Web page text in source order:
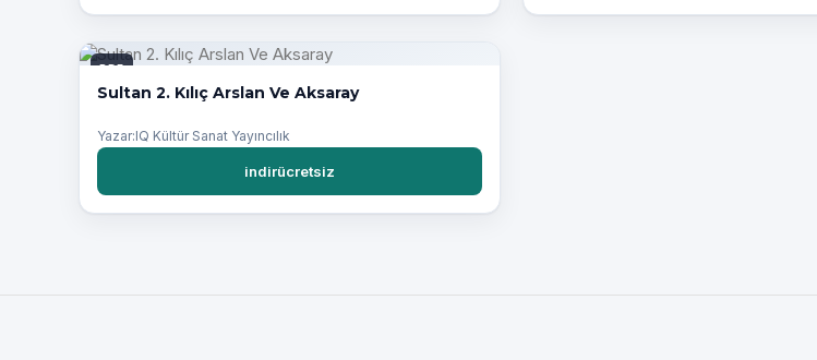
PDF
Sultan 2. Kılıç Arslan Ve Aksaray
Yazar:IQ Kültür Sanat Yayıncılık
indirücretsiz